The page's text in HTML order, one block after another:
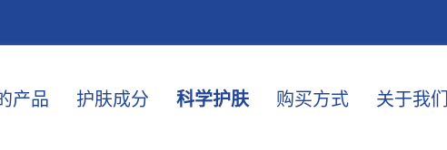
产品 护肤成分 科学护肤 购买方式 关于我们